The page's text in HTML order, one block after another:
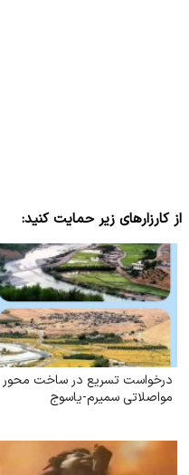
از کارزارهای زیر حمایت کنید:
درخواست تسریع در ساخت محور
مواصلاتی سمیرم-یاسوج